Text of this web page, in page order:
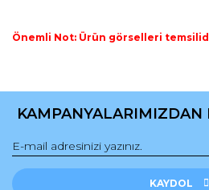
Önemli Not: Ürün görselleri
konularda yetersiz gördüğünüz
Görüş ve önerileriniz için teşekkür
Ürün resmi kalitesiz, bozuk veya
Ürün açıklamasında eksik bilgiler
KAMPANYALARIMIZDAN
KAYDOL